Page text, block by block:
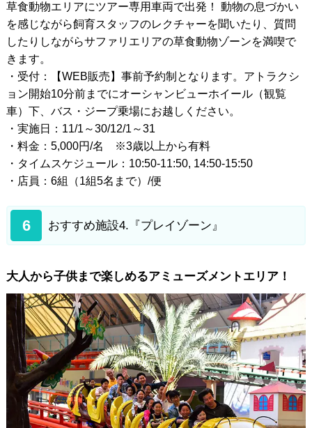
草食動物エリアにツアー専用車両で出発！ 動物の息づかい
を感じながら飼育スタッフのレクチャーを聞いたり、質問
したりしながらサファリエリアの草食動物ゾーンを満喫で
きます。
・受付：【WEB販売】事前予約制となります。アトラクシ
ョン開始10分前までにオーシャンビューホイール（観覧
車）下、バス・ジープ乗場にお越しください。
・実施日：11/1～30/12/1～31
・料金：5,000円/名 ※3歳以上から有料
・タイムスケジュール：10:50-11:50, 14:50-15:50
・店員：6組（1組5名まで）/便
6 おすすめ施設4.『プレイゾーン』
大人から子供まで楽しめるアミューズメントエリア！